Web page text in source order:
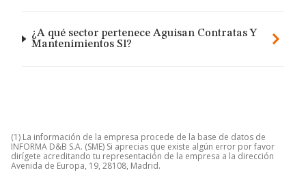
¿A qué sector pertenece Aguisan Contratas Y
Mantenimientos Sl?
(1) La información de la empresa procede de la base de datos de
INFORMA D&B S.A. (SME) Si aprecias que existe algún error por favor
dirígete acreditando tu representación de la empresa a la dirección
Avenida de Europa, 19, 28108, Madrid.